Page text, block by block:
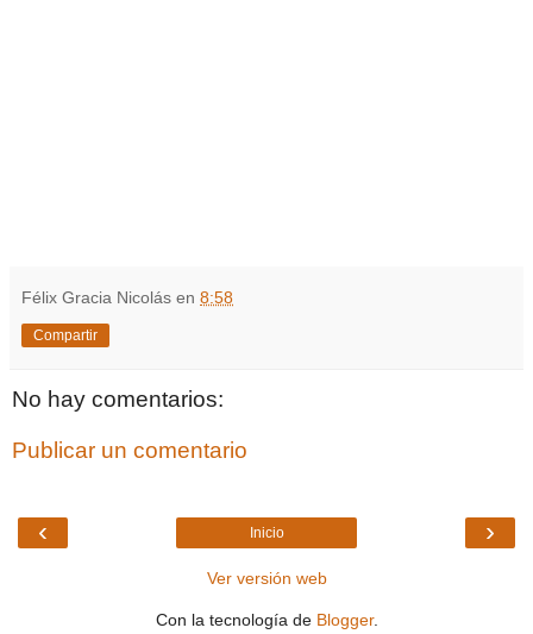
Félix Gracia Nicolás en 8:58
Compartir
No hay comentarios:
Publicar un comentario
‹ ›
Inicio
Ver versión web
Con la tecnología de Blogger.